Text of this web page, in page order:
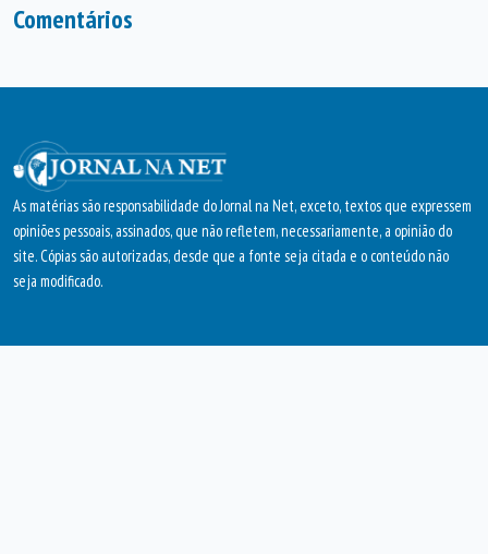
Comentários
As matérias são responsabilidade do Jornal na Net, exceto, textos que expressem
opiniões pessoais, assinados, que não refletem, necessariamente, a opinião do
site. Cópias são autorizadas, desde que a fonte seja citada e o conteúdo não
seja modificado.